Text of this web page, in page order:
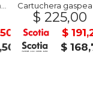
Cartuchera
$ 225,00
$ 191,25
$